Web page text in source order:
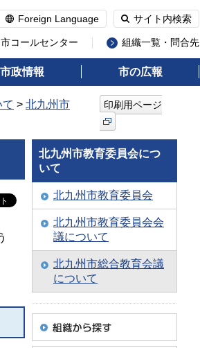
Foreign Language サイト内検索
コールセンター 組織一覧・問合先
市政情報 市の広報
> 北九州市 印刷用ページ
北九州市教育委員会につ
いて
北九州市教育委員会
北九州市教育委員会会
議について
北九州市総合教育会議
について